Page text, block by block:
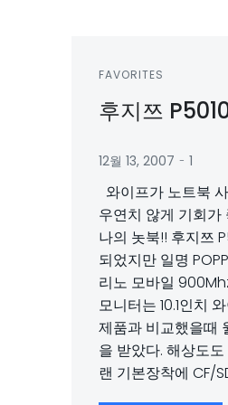
FAVORITES
후지쯔
12월 13, 2007 - 1
와이프가 노트북
우연치 않게 기회가
나의 놋북!! 후지쯔
되었지만 일명
리노 모바일
모니터는 10.1인치
제품과 비교했을때
을 받았다. 해상도
랜 기본장착에 CF/